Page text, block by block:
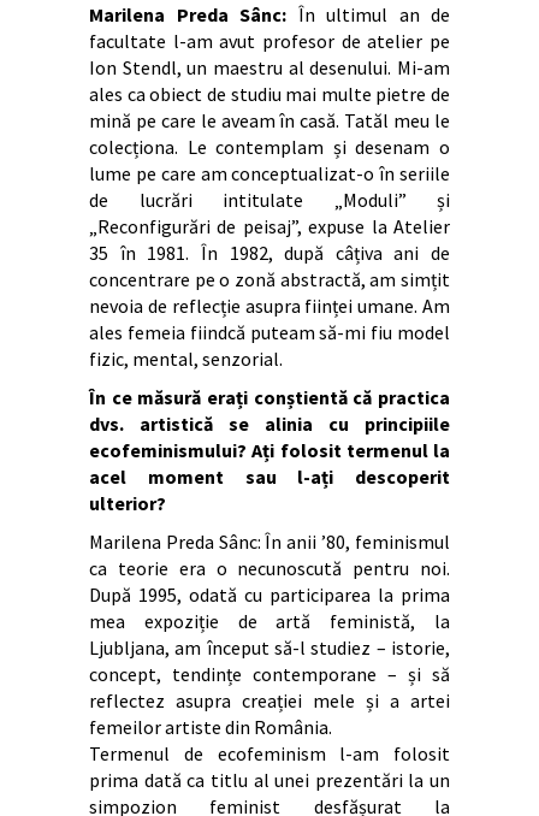
Marilena Preda Sânc: În ultimul an de
facultate l-am avut profesor de atelier pe
Ion Stendl, un maestru al desenului. Mi-am
ales ca obiect de studiu mai multe pietre de
mină pe care le aveam în casă. Tatăl meu le
colecționa. Le contemplam și desenam o
lume pe care am conceptualizat-o în seriile
de lucrări intitulate „Moduli” și
„Reconfigurări de peisaj”, expuse la Atelier
35 în 1981. În 1982, după câțiva ani de
concentrare pe o zonă abstractă, am simțit
nevoia de reflecție asupra ființei umane. Am
ales femeia fiindcă puteam să-mi fiu model
fizic, mental, senzorial.
În ce măsură erați conștientă că practica
dvs. artistică se alinia cu principiile
ecofeminismului? Ați folosit termenul la
acel moment sau l-ați descoperit
ulterior?
Marilena Preda Sânc: În anii ’80, feminismul
ca teorie era o necunoscută pentru noi.
După 1995, odată cu participarea la prima
mea expoziție de artă feministă, la
Ljubljana, am început să-l studiez – istorie,
concept, tendințe contemporane – și să
reflectez asupra creației mele și a artei
femeilor artiste din România.
Termenul de ecofeminism l-am folosit
prima dată ca titlu al unei prezentări la un
simpozion feminist desfășurat la